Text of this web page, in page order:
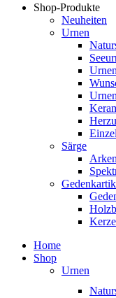
Shop-Produkte
Neuheiten
Urnen
Särge
Home
Shop
Urnen